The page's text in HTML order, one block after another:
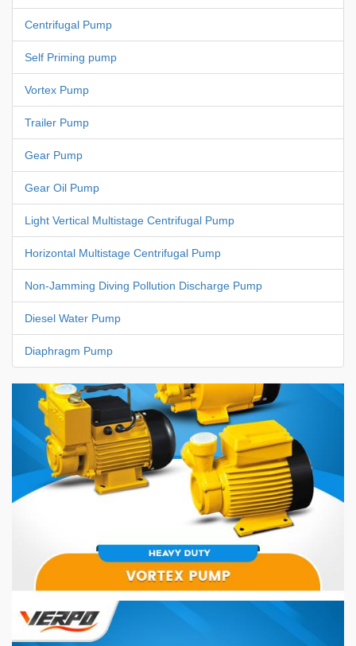
Centrifugal Pump
Self Priming pump
Vortex Pump
Trailer Pump
Gear Pump
Gear Oil Pump
Light Vertical Multistage Centrifugal Pump
Horizontal Multistage Centrifugal Pump
Non-Jamming Diving Pollution Discharge Pump
Diesel Water Pump
Diaphragm Pump